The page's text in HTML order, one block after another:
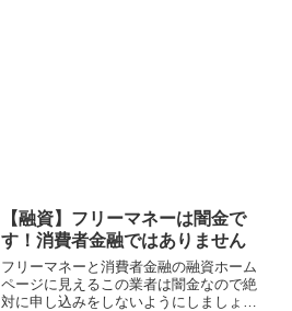
【融資】フリーマネーは闇金で
す！消費者金融ではありません
フリーマネーと消費者金融の融資ホーム
ページに見えるこの業者は闇金なので絶
対に申し込みをしないようにしましょ